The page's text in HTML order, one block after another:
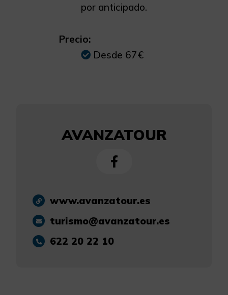
por anticipado.
Precio:
Desde 67€
AVANZATOUR
www.avanzatour.es
turismo@avanzatour.es
622 20 22 10